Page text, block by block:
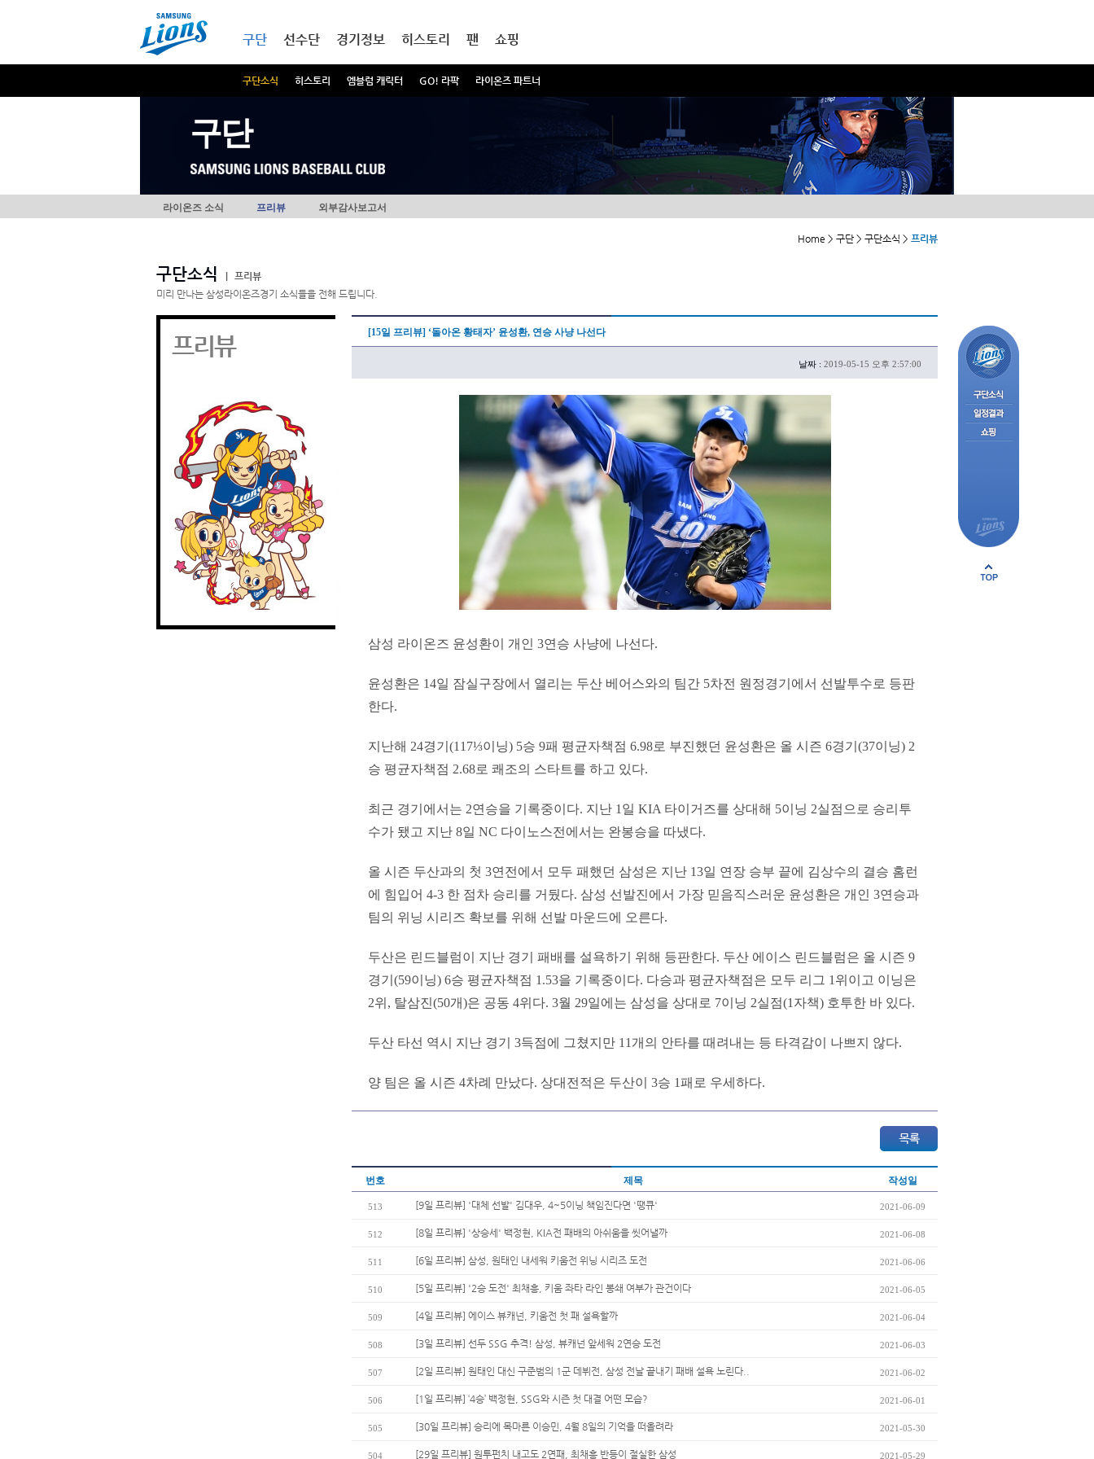
구단
구단소식 히스토리 엠블럼 캐릭터 GO! 라팍 라이온즈 파트너
선수단 경기정보 히스토리 팬 쇼핑
구단
라이온즈 소식 프리뷰 외부감사보고서
Home > 구단 > 구단소식 > 프리뷰
구단소식
프리뷰
미리 만나는 삼성라이온즈경기 소식들을 전해 드립니다.
프리뷰 [15일 프리뷰] ‘돌아온 황태자’ 윤성환, 연승 사냥 나선다
날짜 : 2019-05-15 오후 2:57:00
삼성 라이온즈 윤성환이 개인 3연승 사냥에 나선다.
윤성환은 14일 잠실구장에서 열리는 두산 베어스와의 팀간 5차전 원정경기에서 선발투수로 등판
한다.
지난해 24경기(117⅓이닝) 5승 9패 평균자책점 6.98로 부진했던 윤성환은 올 시즌 6경기(37이닝) 2
승 평균자책점 2.68로 쾌조의 스타트를 하고 있다.
최근 경기에서는 2연승을 기록중이다. 지난 1일 KIA 타이거즈를 상대해 5이닝 2실점으로 승리투
수가 됐고 지난 8일 NC 다이노스전에서는 완봉승을 따냈다.
올 시즌 두산과의 첫 3연전에서 모두 패했던 삼성은 지난 13일 연장 승부 끝에 김상수의 결승 홈런
에 힘입어 4-3 한 점차 승리를 거뒀다. 삼성 선발진에서 가장 믿음직스러운 윤성환은 개인 3연승과
팀의 위닝 시리즈 확보를 위해 선발 마운드에 오른다.
두산은 린드블럼이 지난 경기 패배를 설욕하기 위해 등판한다. 두산 에이스 린드블럼은 올 시즌 9
경기(59이닝) 6승 평균자책점 1.53을 기록중이다. 다승과 평균자책점은 모두 리그 1위이고 이닝은
2위, 탈삼진(50개)은 공동 4위다. 3월 29일에는 삼성을 상대로 7이닝 2실점(1자책) 호투한 바 있다.
두산 타선 역시 지난 경기 3득점에 그쳤지만 11개의 안타를 때려내는 등 타격감이 나쁘지 않다.
양 팀은 올 시즌 4차례 만났다. 상대전적은 두산이 3승 1패로 우세하다.
번호 제목 작성일
513 [9일 프리뷰] '대체 선발' 김대우, 4~5이닝 책임진다면 '땡큐' 2021-06-09
512 [8일 프리뷰] '상승세' 백정현, KIA전 패배의 아쉬움을 씻어낼까 2021-06-08
511 [6일 프리뷰] 삼성, 원태인 내세워 키움전 위닝 시리즈 도전 2021-06-06
510 [5일 프리뷰] '2승 도전' 최채흥, 키움 좌타 라인 봉쇄 여부가 관건이다 2021-06-05
509 [4일 프리뷰] 에이스 뷰캐넌, 키움전 첫 패 설욕할까 2021-06-04
508 [3일 프리뷰] 선두 SSG 추격! 삼성, 뷰캐넌 앞세워 2연승 도전 2021-06-03
507 [2일 프리뷰] 원태인 대신 구준범의 1군 데뷔전, 삼성 전날 끝내기 패배 설욕 노린다.. 2021-06-02
506 [1일 프리뷰] ‘4승’ 백정현, SSG와 시즌 첫 대결 어떤 모습? 2021-06-01
505 [30일 프리뷰] 승리에 목마른 이승민, 4월 8일의 기억을 떠올려라 2021-05-30
504 [29일 프리뷰] 원투펀치 내고도 2연패, 최채흥 반등이 절실한 삼성 2021-05-29